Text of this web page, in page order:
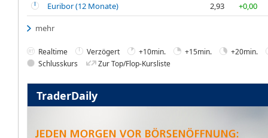
Euribor (12 Monate)
2,93 +0,00
mehr
Realtime Verzögert +10min. +15min.
+20min.
Schlusskurs
Zur Top/Flop-Kursliste
TraderDaily